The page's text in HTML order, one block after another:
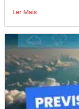
Ler Mais